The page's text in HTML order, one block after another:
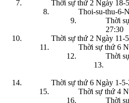
Thời sự thứ 2 Ngày 18-
Thoi-su-thu-6-
Thời
27:30
Thời sự thứ 2 Ngày 11-
Thời sự thứ 6
Thời
Thời sự thứ 6 Ngày 1-
Thời sự thứ 4
Thời